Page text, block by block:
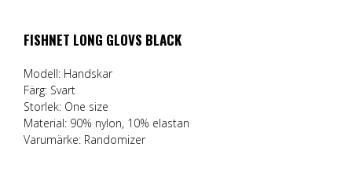
FISHNET LONG GLOVS BLACK
Modell: Handskar
Färg: Svart
Storlek: One size
Material: 90% nylon, 10% elastan
Varumärke: Randomizer